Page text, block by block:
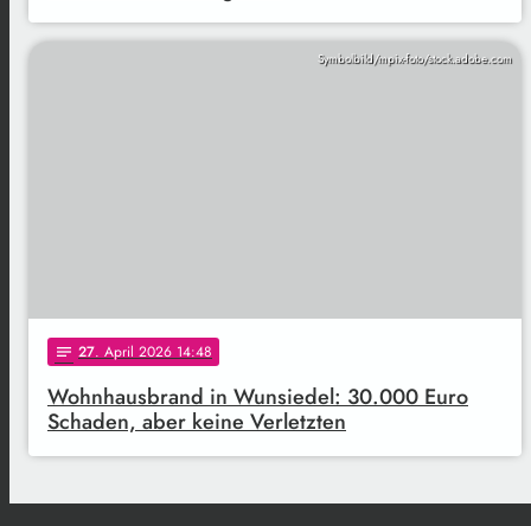
Symbolbild/mpix-foto/stock.adobe.com
notes 27. April 2026 14:48
Wohnhausbrand in Wunsiedel: 30.000 Euro
Schaden, aber keine Verletzten